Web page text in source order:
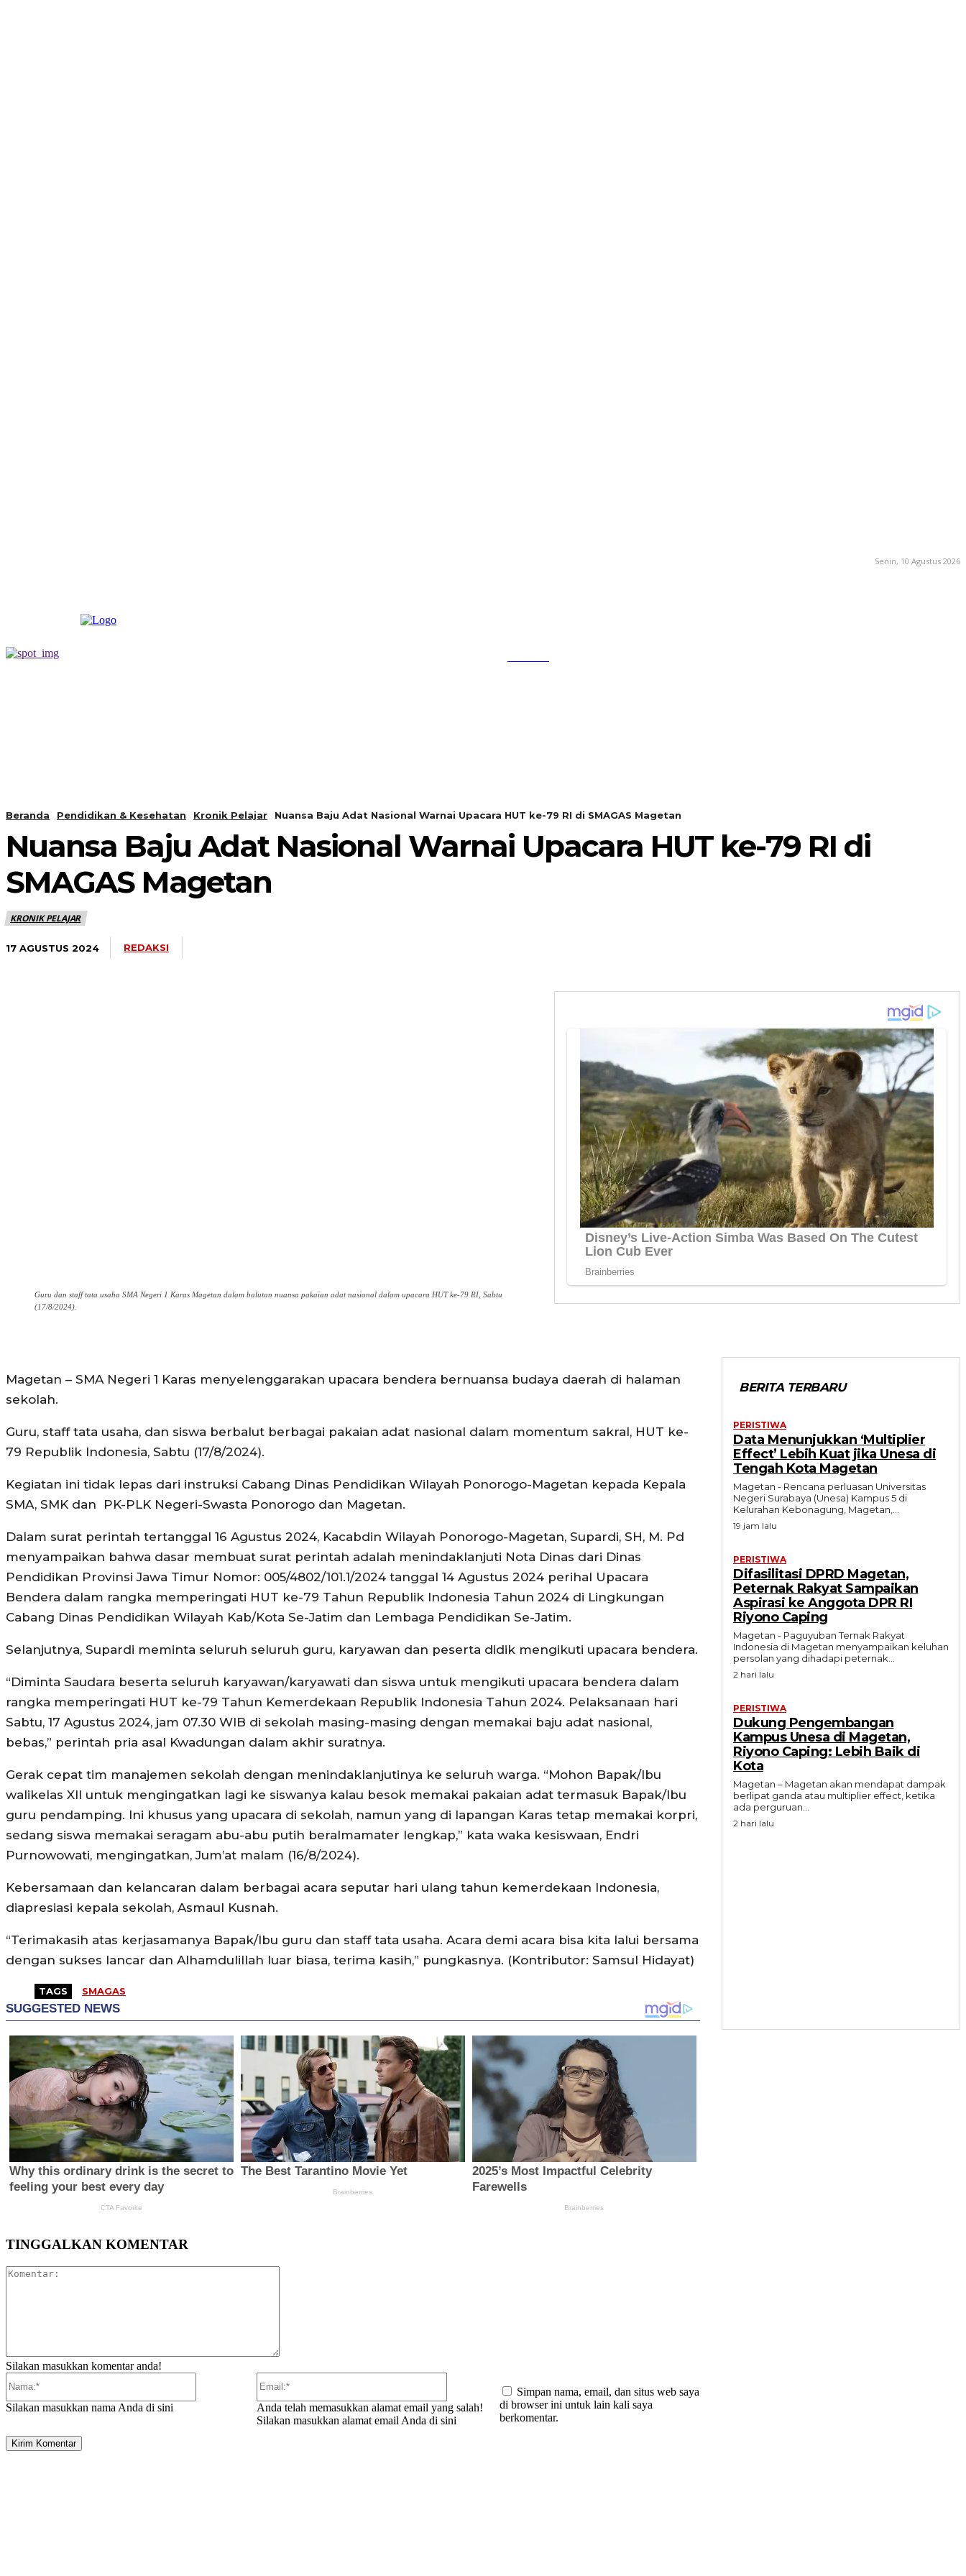
Senin, 10 Agustus 2026
Beranda Pendidikan & Kesehatan Kronik Pelajar Nuansa Baju Adat Nasional Warnai Upacara HUT ke-79 RI di SMAGAS Magetan
Nuansa Baju Adat Nasional Warnai Upacara HUT ke-79 RI di
SMAGAS Magetan
KRONIK PELAJAR
17 AGUSTUS 2024 REDAKSI
Guru dan staff tata usaha SMA Negeri 1 Karas Magetan dalam balutan nuansa pakaian adat nasional dalam upacara HUT ke-79 RI, Sabtu
(17/8/2024).
Magetan – SMA Negeri 1 Karas menyelenggarakan upacara bendera bernuansa budaya daerah di halaman
sekolah.
Guru, staff tata usaha, dan siswa berbalut berbagai pakaian adat nasional dalam momentum sakral, HUT ke-
79 Republik Indonesia, Sabtu (17/8/2024).
Kegiatan ini tidak lepas dari instruksi Cabang Dinas Pendidikan Wilayah Ponorogo-Magetan kepada Kepala
SMA, SMK dan PK-PLK Negeri-Swasta Ponorogo dan Magetan.
Dalam surat perintah tertanggal 16 Agustus 2024, Kacabdin Wilayah Ponorogo-Magetan, Supardi, SH, M. Pd
menyampaikan bahwa dasar membuat surat perintah adalah menindaklanjuti Nota Dinas dari Dinas
Pendidikan Provinsi Jawa Timur Nomor: 005/4802/101.1/2024 tanggal 14 Agustus 2024 perihal Upacara
Bendera dalam rangka memperingati HUT ke-79 Tahun Republik Indonesia Tahun 2024 di Lingkungan
Cabang Dinas Pendidikan Wilayah Kab/Kota Se-Jatim dan Lembaga Pendidikan Se-Jatim.
Selanjutnya, Supardi meminta seluruh seluruh guru, karyawan dan peserta didik mengikuti upacara bendera.
“Diminta Saudara beserta seluruh karyawan/karyawati dan siswa untuk mengikuti upacara bendera dalam
rangka memperingati HUT ke-79 Tahun Kemerdekaan Republik Indonesia Tahun 2024. Pelaksanaan hari
Sabtu, 17 Agustus 2024, jam 07.30 WIB di sekolah masing-masing dengan memakai baju adat nasional,
bebas,” perintah pria asal Kwadungan dalam akhir suratnya.
Gerak cepat tim manajemen sekolah dengan menindaklanjutinya ke seluruh warga. “Mohon Bapak/Ibu
walikelas XII untuk mengingatkan lagi ke siswanya kalau besok memakai pakaian adat termasuk Bapak/Ibu
guru pendamping. Ini khusus yang upacara di sekolah, namun yang di lapangan Karas tetap memakai korpri,
sedang siswa memakai seragam abu-abu putih beralmamater lengkap,” kata waka kesiswaan, Endri
Purnowowati, mengingatkan, Jum’at malam (16/8/2024).
Kebersamaan dan kelancaran dalam berbagai acara seputar hari ulang tahun kemerdekaan Indonesia,
diapresiasi kepala sekolah, Asmaul Kusnah.
“Terimakasih atas kerjasamanya Bapak/Ibu guru dan staff tata usaha. Acara demi acara bisa kita lalui bersama
dengan sukses lancar dan Alhamdulillah luar biasa, terima kasih,” pungkasnya. (Kontributor: Samsul Hidayat)
TAGS SMAGAS
TINGGALKAN KOMENTAR
Silakan masukkan komentar anda!
Silakan masukkan nama Anda di sini
Anda telah memasukkan alamat email yang salah!
Silakan masukkan alamat email Anda di sini
Simpan nama, email, dan situs web saya
di browser ini untuk lain kali saya
berkomentar.
BERITA TERBARU
PERISTIWA
Data Menunjukkan ‘Multiplier
Effect’ Lebih Kuat jika Unesa di
Tengah Kota Magetan
Magetan - Rencana perluasan Universitas
Negeri Surabaya (Unesa) Kampus 5 di
Kelurahan Kebonagung, Magetan,...
19 jam lalu
PERISTIWA
Difasilitasi DPRD Magetan,
Peternak Rakyat Sampaikan
Aspirasi ke Anggota DPR RI
Riyono Caping
Magetan - Paguyuban Ternak Rakyat
Indonesia di Magetan menyampaikan keluhan
persolan yang dihadapi peternak...
2 hari lalu
PERISTIWA
Dukung Pengembangan
Kampus Unesa di Magetan,
Riyono Caping: Lebih Baik di
Kota
Magetan – Magetan akan mendapat dampak
berlipat ganda atau multiplier effect, ketika
ada perguruan...
2 hari lalu